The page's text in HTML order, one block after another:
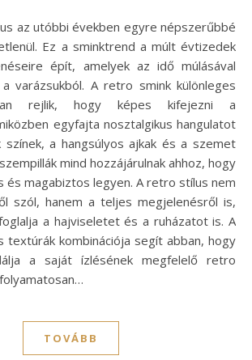
Ez a sminktrend a múlt évtizedek
épít, amelyek az idő múlásával
varázsukból. A retro smink különleges
rejlik, hogy képes kifejezni a
egyfajta nosztalgikus hangulatot
a hangsúlyos ajkak és a szemet
mind hozzájárulnak ahhoz, hogy
és magabiztos legyen. A retro stílus nem
szól, hanem a teljes megjelenésről is,
a hajviseletet és a ruházatot is. A
textúrák kombinációja segít abban, hogy
a saját ízlésének megfelelő retro
TOVÁBB